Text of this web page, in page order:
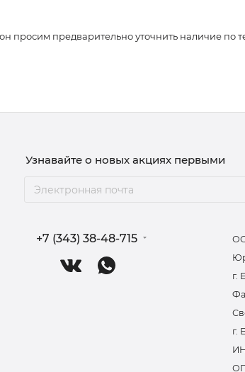
предварительно уточнить наличие по
Узнавайте о новых акциях первыми
+7 (343) 38-48-715
г.
г.